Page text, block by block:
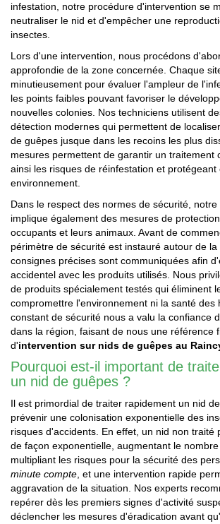
infestation, notre procédure d'intervention se
neutraliser le nid et d'empêcher une
insectes.
Lors d'une intervention, nous procédons
approfondie de la zone concernée. Chaque
minutieusement pour évaluer l'ampleur de
les points faibles pouvant favoriser le
nouvelles colonies. Nos techniciens utilisent
détection modernes qui permettent de
de guêpes jusque dans les recoins les plus
mesures permettent de garantir un traitement
ainsi les risques de réinfestation et
environnement.
Dans le respect des normes de sécurité, notre
implique également des mesures de
occupants et leurs animaux. Avant de
périmètre de sécurité est instauré autour de
consignes précises sont communiquées afin
accidentel avec les produits utilisés. Nous
de produits spécialement testés qui éliminent
compromettre l'environnement ni la santé des
constant de sécurité nous a valu la confiance
dans la région, faisant de nous une référence
d'intervention sur nids de guêpes au
Pourquoi est-il important de
un nid de guêpes ?
Il est primordial de traiter rapidement un nid
prévenir une colonisation exponentielle des
risques d'accidents. En effet, un nid non traité
de façon exponentielle, augmentant le
multipliant les risques pour la sécurité des
minute compte, et une intervention rapide
aggravation de la situation. Nos experts
repérer dès les premiers signes d'activité
déclencher les mesures d'éradication avant